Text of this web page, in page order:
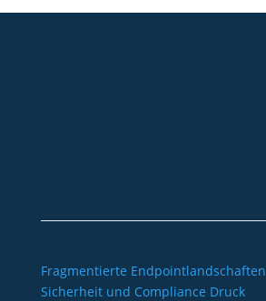
Fragmentierte Endpointlandschaften
Sicherheit und Compliance Druck